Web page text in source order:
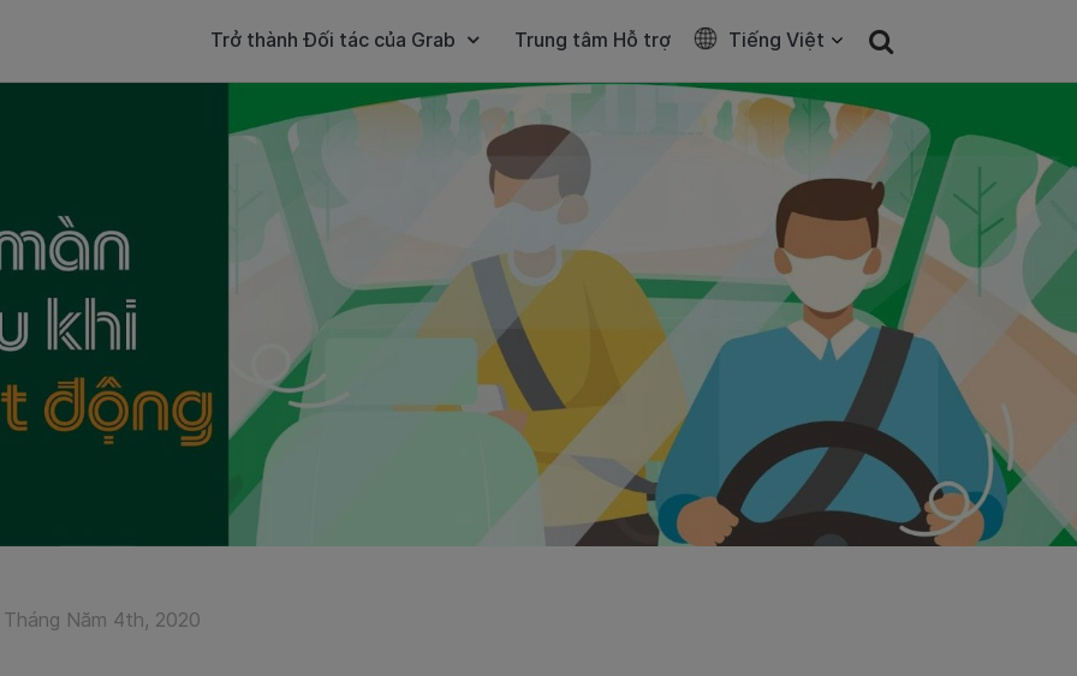
Trở thành Đối tác của Grab Trung tâm Hỗ trợ Tiếng Việt
Năm 4th, 2020